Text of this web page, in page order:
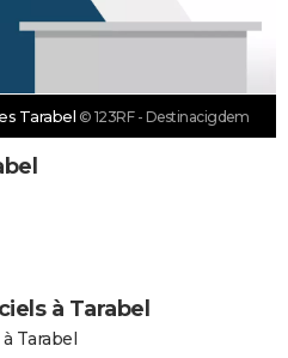
Tarabel © 123RF - Destinacigdem
à Tarabel
Tarabel